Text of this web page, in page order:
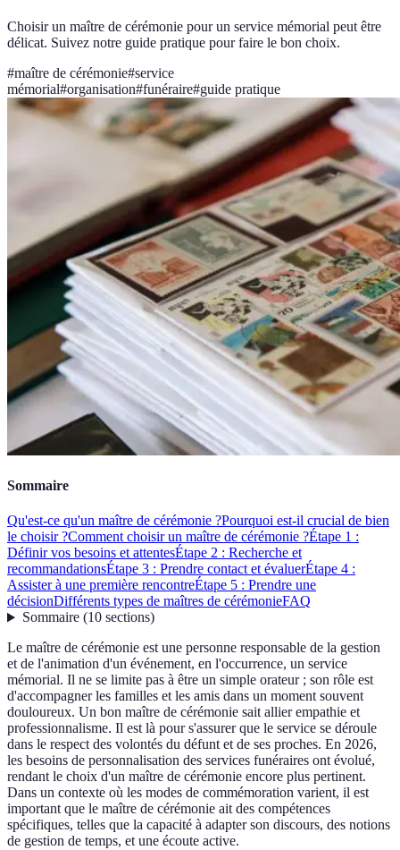
Choisir un maître de cérémonie pour un service mémorial peut être
délicat. Suivez notre guide pratique pour faire le bon choix.
#maître de cérémonie#service
mémorial#organisation#funéraire#guide pratique
Sommaire
Qu'est-ce qu'un maître de cérémonie ?Pourquoi est-il crucial de bien
le choisir ?Comment choisir un maître de cérémonie ?Étape 1 :
Définir vos besoins et attentesÉtape 2 : Recherche et
recommandationsÉtape 3 : Prendre contact et évaluerÉtape 4 :
Assister à une première rencontreÉtape 5 : Prendre une
décisionDifférents types de maîtres de cérémonieFAQ
Sommaire(10 sections)
Le maître de cérémonie est une personne responsable de la gestion
et de l'animation d'un événement, en l'occurrence, un service
mémorial. Il ne se limite pas à être un simple orateur ; son rôle est
d'accompagner les familles et les amis dans un moment souvent
douloureux. Un bon maître de cérémonie sait allier empathie et
professionnalisme. Il est là pour s'assurer que le service se déroule
dans le respect des volontés du défunt et de ses proches. En 2026,
les besoins de personnalisation des services funéraires ont évolué,
rendant le choix d'un maître de cérémonie encore plus pertinent.
Dans un contexte où les modes de commémoration varient, il est
important que le maître de cérémonie ait des compétences
spécifiques, telles que la capacité à adapter son discours, des notions
de gestion de temps, et une écoute active.